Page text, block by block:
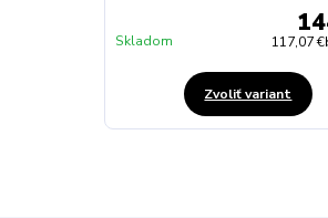
117,07 €
Skladom
Zvoliť variant